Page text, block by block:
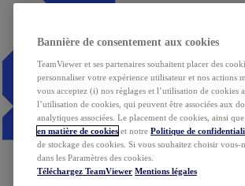
Bannière de consentement aux cookies
TeamViewer et ses partenaires souhaitent placer des
personnaliser votre expérience utilisateur et nos actions
vous acceptez (i) nos réglages et l’utilisation de cookies
l’utilisation de cookies, qui peuvent être associées aux
analytiques associées. Le placement de cookies, ainsi
en matière de cookies et notre Politique de
de stockage des cookies. Si vous souhaitez choisir
dans les Paramètres des cookies.
Téléchargez TeamViewer Mentions légales